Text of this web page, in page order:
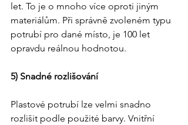
let. To je o mnoho více oproti jiným
materiálům. Při správně zvoleném typu
potrubí pro dané místo, je 100 let
opravdu reálnou hodnotou.
5) Snadné rozlišování
Plastové potrubí lze velmi snadno
rozlišit podle použité barvy. Vnitřní